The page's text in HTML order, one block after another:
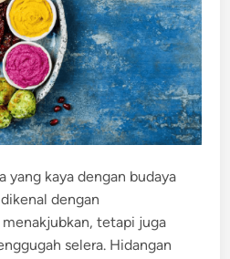
yang kaya dengan budaya
dengan
tetapi juga
selera. Hidangan